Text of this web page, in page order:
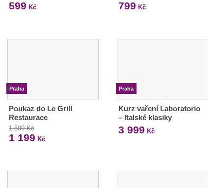
599 Kč 799 Kč
Praha
Poukaz do Le Grill
Restaurace
1 500 Kč
1 199 Kč
Praha
Kurz vaření Laboratorio
– Italské klasiky
3 999 Kč